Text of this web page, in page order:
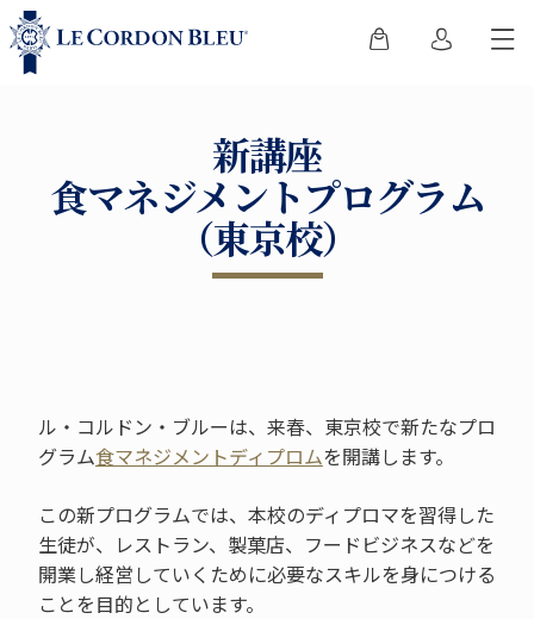
新講座
食マネジメントプログラム
（東京校）
ル・コルドン・ブルーは、来春、東京校で新たなプロ
グラム食マネジメントディプロムを開講します。
この新プログラムでは、本校のディプロマを習得した
生徒が、レストラン、製菓店、フードビジネスなどを
開業し経営していくために必要なスキルを身につける
ことを目的としています。